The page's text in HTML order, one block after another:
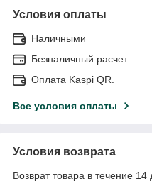
Условия оплаты
Наличными
Безналичный расчет
Оплата Kaspi QR.
Все условия оплаты
Условия возврата
Возврат товара в течение 14